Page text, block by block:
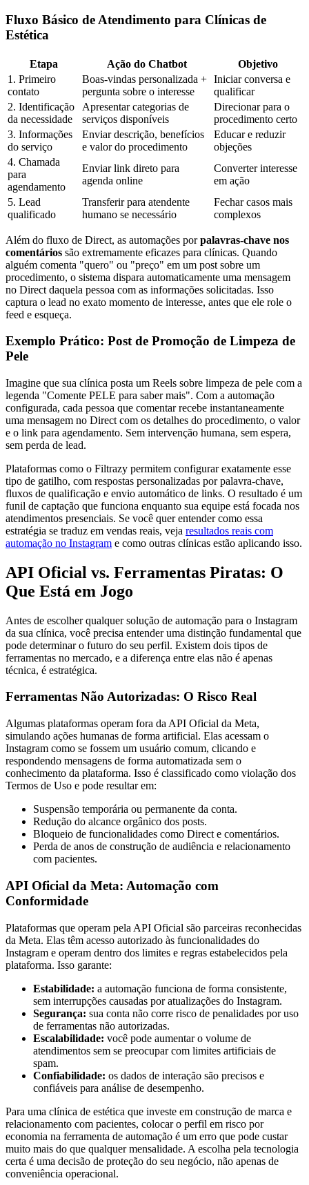
Fluxo Básico de Atendimento para Clínicas de
Estética
Etapa Ação do Chatbot
Objetivo
1. Primeiro
contato
Boas-vindas personalizada +
pergunta sobre o interesse
Iniciar conversa e
qualificar
2. Identificação
da necessidade
Apresentar categorias de
serviços disponíveis
Direcionar para o
procedimento certo
3. Informações
do serviço
Enviar descrição, benefícios
e valor do procedimento
Educar e reduzir
objeções
4. Chamada
para
agendamento
Enviar link direto para
agenda online
Converter interesse
em ação
5. Lead
qualificado
Transferir para atendente
humano se necessário
Fechar casos mais
complexos
Além do fluxo de Direct, as automações porpalavras-chave nos
comentários são extremamente eficazes para clínicas. Quando
alguém comenta "quero" ou "preço" em um post sobre um
procedimento, o sistema dispara automaticamente uma mensagem
no Direct daquela pessoa com as informações solicitadas. Isso
captura o lead no exato momento de interesse, antes que ele role o
feed e esqueça.
Exemplo Prático: Post de Promoção de Limpeza de
Pele
Imagine que sua clínica posta um Reels sobre limpeza de pele com a
legenda "Comente PELE para saber mais". Com a automação
configurada, cada pessoa que comentar recebe instantaneamente
uma mensagem no Direct com os detalhes do procedimento, o valor
e o link para agendamento. Sem intervenção humana, sem espera,
sem perda de lead.
Plataformas como o Filtrazy permitem configurar exatamente esse
tipo de gatilho, com respostas personalizadas por palavra-chave,
fluxos de qualificação e envio automático de links. O resultado é um
funil de captação que funciona enquanto sua equipe está focada nos
atendimentos presenciais. Se você quer entender como essa
estratégia se traduz em vendas reais, veja resultados reais com
automação no Instagram e como outras clínicas estão aplicando isso.
API Oficial vs. Ferramentas Piratas: O
Que Está em Jogo
Antes de escolher qualquer solução de automação para o Instagram
da sua clínica, você precisa entender uma distinção fundamental que
pode determinar o futuro do seu perfil. Existem dois tipos de
ferramentas no mercado, e a diferença entre elas não é apenas
técnica, é estratégica.
Ferramentas Não Autorizadas: O Risco Real
Algumas plataformas operam fora da API Oficial da Meta,
simulando ações humanas de forma artificial. Elas acessam o
Instagram como se fossem um usuário comum, clicando e
respondendo mensagens de forma automatizada sem o
conhecimento da plataforma. Isso é classificado como violação dos
Termos de Uso e pode resultar em:
Suspensão temporária ou permanente da conta.
Redução do alcance orgânico dos posts.
Bloqueio de funcionalidades como Direct e comentários.
Perda de anos de construção de audiência e relacionamento
com pacientes.
API Oficial da Meta: Automação com
Conformidade
Plataformas que operam pela API Oficial são parceiras reconhecidas
da Meta. Elas têm acesso autorizado às funcionalidades do
Instagram e operam dentro dos limites e regras estabelecidos pela
plataforma. Isso garante:
Estabilidade: a automação funciona de forma consistente,
sem interrupções causadas por atualizações do Instagram.
Segurança: sua conta não corre risco de penalidades por uso
de ferramentas não autorizadas.
Escalabilidade: você pode aumentar o volume de
atendimentos sem se preocupar com limites artificiais de
spam.
Confiabilidade: os dados de interação são precisos e
confiáveis para análise de desempenho.
Para uma clínica de estética que investe em construção de marca e
relacionamento com pacientes, colocar o perfil em risco por
economia na ferramenta de automação é um erro que pode custar
muito mais do que qualquer mensalidade. A escolha pela tecnologia
certa é uma decisão de proteção do seu negócio, não apenas de
conveniência operacional.